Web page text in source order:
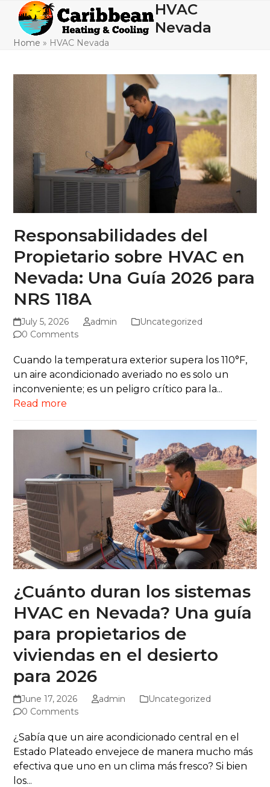
content
Open
mobile
menu
Close
mobile
menu
HVAC
Nevada
Home » HVAC Nevada
Responsabilidades del
Propietario sobre HVAC en
Nevada: Una Guía 2026 para
NRS 118A
July 5, 2026 admin
Uncategorized
0 Comments
Cuando la temperatura exterior supera los 110°F,
un aire acondicionado averiado no es solo un
inconveniente; es un peligro crítico para la...
Read more
¿Cuánto duran los sistemas
HVAC en Nevada? Una guía
para propietarios de
viviendas en el desierto
para 2026
June 17, 2026 admin
Uncategorized
0 Comments
¿Sabía que un aire acondicionado central en el
Estado Plateado envejece de manera mucho más
efectiva que uno en un clima más fresco? Si bien
los...